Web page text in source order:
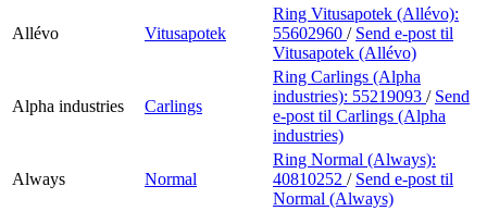
Allévo Vitusapotek
Ring Vitusapotek (Allévo):
55602960 / Send e-post til
Vitusapotek (Allévo)
Alpha industries Carlings
Ring Carlings (Alpha
industries): 55219093 / Send
e-post til Carlings (Alpha
industries)
Always Normal
Ring Normal (Always):
40810252 / Send e-post til
Normal (Always)